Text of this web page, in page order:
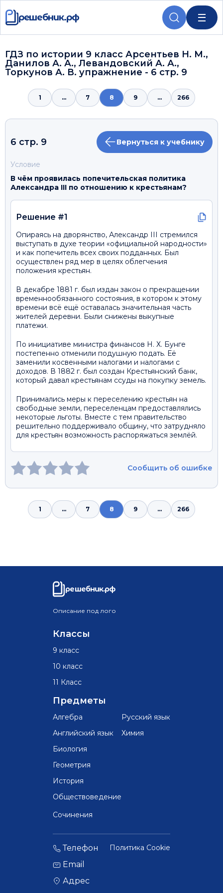
решебник.рф
ГДЗ по истории 9 класс Арсентьев Н. М.,
Данилов А. А., Левандовский А. А.,
Торкунов А. В. упражнение - 6 стр. 9
1 ... 7 8 9 ... 266
6 стр. 9 Вернуться к учебнику
Условие
В чём проявилась попечительская политика
Александра III по отношению к крестьянам?
Решение #1
Опираясь на дворянство, Александр ІІІ стремился
выступать в духе теории «официальной народности»
и как попечитель всех своих подданных. Был
осуществлен ряд мер в целях облегчения
положения крестьян.
В декабре 1881 г. был издан закон о прекращении
временнообязанного состояния, в котором к этому
времени всё ещё оставалась значительная часть
жителей деревни. Были снижены выкупные
платежи.
По инициативе министра финансов Н. Х. Бунге
постепенно отменили подушную подать. Её
заменили косвенными налогами и налогами с
доходов. В 1882 г. был создан Крестьянский банк,
который давал крестьянам ссуды на покупку земель.
Принимались меры к переселению крестьян на
свободные земли, переселенцам предоставлялись
некоторые льготы. Вместе с тем правительство
решительно поддерживало общину, что затрудняло
для крестьян возможность распоряжаться землёй.
Сообщить об ошибке
1 ... 7 8 9 ... 266
решебник.рф
Описание под лого
Классы
9 класс
10 класс
11 Класс
Предметы
Алгебра
Английский язык
Биология
Геометрия
История
Обществоведение
Русский язык
Химия
Сочинения
Политика Cookie
Телефон
Email
Адрес